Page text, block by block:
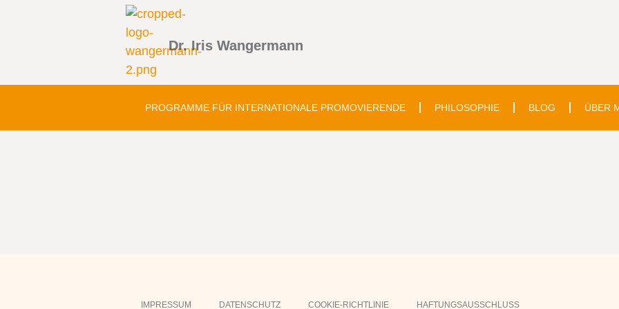
Dr. Iris Wangermann
PROGRAMME FÜR INTERNATIONALE PROMOVIERENDE PHILOSOPHIE BLOG ÜBER
IMPRESSUM DATENSCHUTZ COOKIE-RICHTLINIE HAFTUNGSAUSSCHLUSS